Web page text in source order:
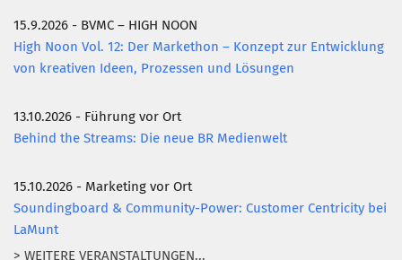
15.9.2026 - BVMC – HIGH NOON
High Noon Vol. 12: Der Markethon – Konzept zur Entwicklung
von kreativen Ideen, Prozessen und Lösungen
13.10.2026 - Führung vor Ort
Behind the Streams: Die neue BR Medienwelt
15.10.2026 - Marketing vor Ort
Soundingboard & Community-Power: Customer Centricity bei
LaMunt
> WEITERE VERANSTALTUNGEN...